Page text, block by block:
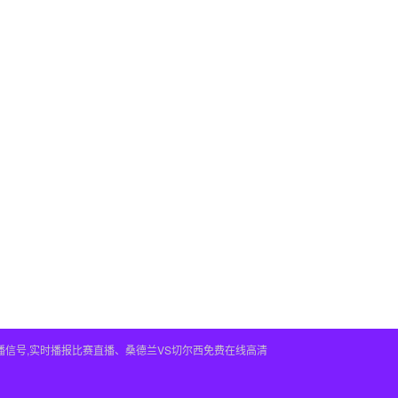
号,实时播报比赛直播、桑德兰VS切尔西免费在线高清